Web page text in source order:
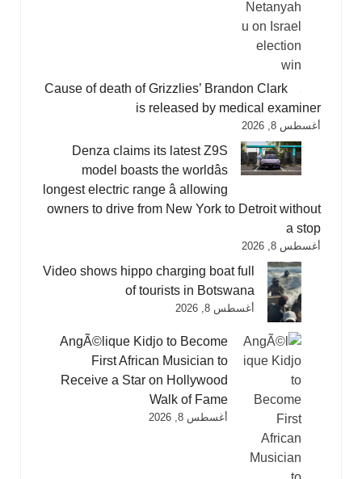
Cause of death of Grizzlies’ Brandon Clark
is released by medical examiner
أغسطس 8, 2026
Denza claims its latest Z9S
model boasts the worldâs
longest electric range â allowing
owners to drive from New York to Detroit without
a stop
أغسطس 8, 2026
Video shows hippo charging boat full
of tourists in Botswana
أغسطس 8, 2026
AngÃ©lique Kidjo to Become
First African Musician to
Receive a Star on Hollywood
Walk of Fame
أغسطس 8, 2026